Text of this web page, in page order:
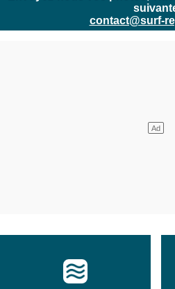
contact@surf-